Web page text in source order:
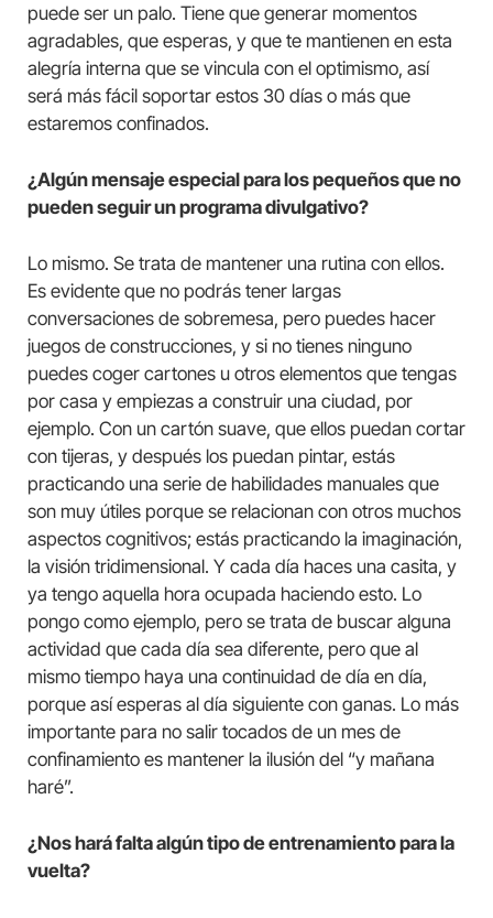
puede ser un palo. Tiene que generar momentos
agradables, que esperas, y que te mantienen en esta
alegría interna que se vincula con el optimismo, así
será más fácil soportar estos 30 días o más que
estaremos confinados.
¿Algún mensaje especial para los pequeños que no
pueden seguir un programa divulgativo?
Lo mismo. Se trata de mantener una rutina con ellos.
Es evidente que no podrás tener largas
conversaciones de sobremesa, pero puedes hacer
juegos de construcciones, y si no tienes ninguno
puedes coger cartones u otros elementos que tengas
por casa y empiezas a construir una ciudad, por
ejemplo. Con un cartón suave, que ellos puedan cortar
con tijeras, y después los puedan pintar, estás
practicando una serie de habilidades manuales que
son muy útiles porque se relacionan con otros muchos
aspectos cognitivos; estás practicando la imaginación,
la visión tridimensional. Y cada día haces una casita, y
ya tengo aquella hora ocupada haciendo esto. Lo
pongo como ejemplo, pero se trata de buscar alguna
actividad que cada día sea diferente, pero que al
mismo tiempo haya una continuidad de día en día,
porque así esperas al día siguiente con ganas. Lo más
importante para no salir tocados de un mes de
confinamiento es mantener la ilusión del “y mañana
haré”.
¿Nos hará falta algún tipo de entrenamiento para la
vuelta?